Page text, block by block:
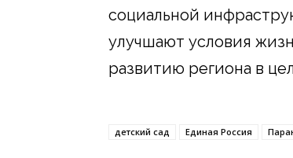
социальной
улучшают условия
развитию региона в
детский сад Единая Россия